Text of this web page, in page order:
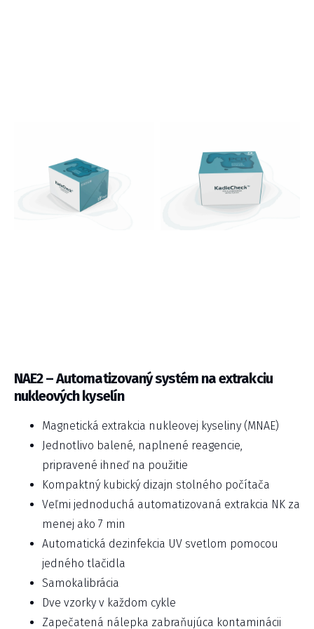
NAE2 – Automatizovaný systém na extrakciu
nukleových kyselín
Magnetická extrakcia nukleovej kyseliny (MNAE)
Jednotlivo balené, naplnené reagencie,
pripravené ihneď na použitie
Kompaktný kubický dizajn stolného počítača
Veľmi jednoduchá automatizovaná extrakcia NK za
menej ako 7 min
Automatická dezinfekcia UV svetlom pomocou
jedného tlačidla
Samokalibrácia
Dve vzorky v každom cykle
Zapečatená nálepka zabraňujúca kontaminácii